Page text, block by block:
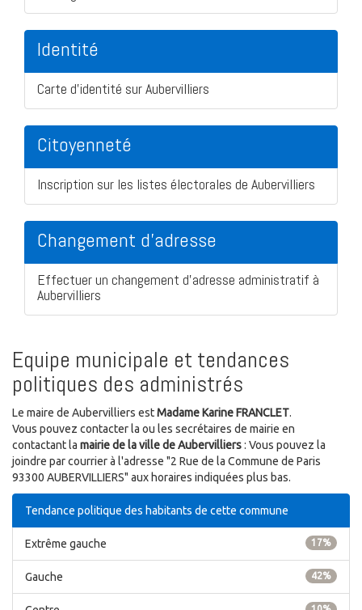
Identité
Carte d'identité sur Aubervilliers
Citoyenneté
Inscription sur les listes électorales de Aubervilliers
Changement d'adresse
Effectuer un changement d'adresse administratif à
Aubervilliers
Equipe municipale et tendances
politiques des administrés
Le maire de Aubervilliers estMadame Karine FRANCLET.
Vous pouvez contacter la ou les secrétaires de mairie en
contactant la mairie de la ville de Aubervilliers: Vous pouvez la
joindre par courrier à l'adresse "2 Rue de la Commune de Paris
93300 AUBERVILLIERS" aux horaires indiquées plus bas.
Tendance politique des habitants de cette commune
17%
Extrême gauche
42%
Gauche